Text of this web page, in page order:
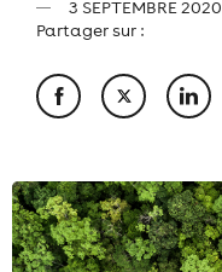
3 SEPTEMBRE 2020
Partager sur :